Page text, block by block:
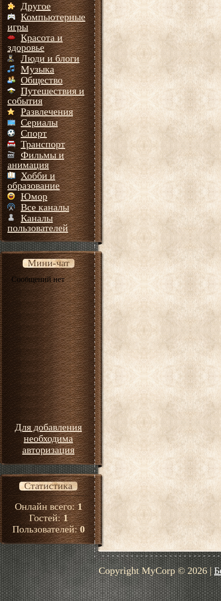
Другое
Компьютерные
игры
Красота и
здоровье
Люди и блоги
Музыка
Общество
Путешествия и
события
Развлечения
Сериалы
Спорт
Транспорт
Фильмы и
анимация
Хобби и
образование
Юмор
Все каналы
Каналы
пользователей
Мини-чат
Для добавления
необходима
авторизация
Статистика
Онлайн всего:1
Гостей:1
Пользователей:0
Copyright MyCorp © 2026|